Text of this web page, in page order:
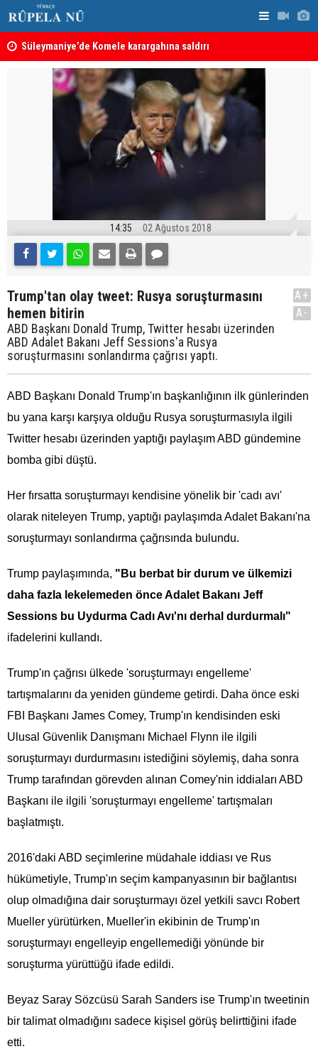
Süleymaniye’de Komele karargahına saldırı
14:35 02 Ağustos 2018
Trump'tan olay tweet: Rusya soruşturmasını
hemen bitirin
ABD Başkanı Donald Trump, Twitter hesabı üzerinden
ABD Adalet Bakanı Jeff Sessions'a Rusya
soruşturmasını sonlandırma çağrısı yaptı.
A+
A-
ABD Başkanı Donald Trump'ın başkanlığının ilk günlerinden
bu yana karşı karşıya olduğu Rusya soruşturmasıyla ilgili
Twitter hesabı üzerinden yaptığı paylaşım ABD gündemine
bomba gibi düştü.
Her fırsatta soruşturmayı kendisine yönelik bir 'cadı avı'
olarak niteleyen Trump, yaptığı paylaşımda Adalet Bakanı'na
soruşturmayı sonlandırma çağrısında bulundu.
Trump paylaşımında, "Bu berbat bir durum ve ülkemizi
daha fazla lekelemeden önce Adalet Bakanı Jeff
Sessions bu Uydurma Cadı Avı'nı derhal durdurmalı"
ifadelerini kullandı.
Trump'ın çağrısı ülkede 'soruşturmayı engelleme'
tartışmalarını da yeniden gündeme getirdi. Daha önce eski
FBI Başkanı James Comey, Trump'ın kendisinden eski
Ulusal Güvenlik Danışmanı Michael Flynn ile ilgili
soruşturmayı durdurmasını istediğini söylemiş, daha sonra
Trump tarafından görevden alınan Comey'nin iddiaları ABD
Başkanı ile ilgili 'soruşturmayı engelleme' tartışmaları
başlatmıştı.
2016'daki ABD seçimlerine müdahale iddiası ve Rus
hükümetiyle, Trump'ın seçim kampanyasının bir bağlantısı
olup olmadığına dair soruşturmayı özel yetkili savcı Robert
Mueller yürütürken, Mueller'in ekibinin de Trump'ın
soruşturmayı engelleyip engellemediği yönünde bir
soruşturma yürüttüğü ifade edildi.
Beyaz Saray Sözcüsü Sarah Sanders ise Trump'ın tweetinin
bir talimat olmadığını sadece kişisel görüş belirttiğini ifade
etti.